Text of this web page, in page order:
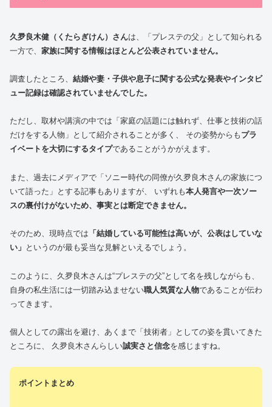
久夛良木健（くたらぎけん）さんは、「プレステの父」として知られる
一方で、 家族に関する情報はほとんど公表されていません。
調査したところ、 結婚や妻・子供や息子に関する公式な発表やインタビ
ュー記録は確認されていませんでした。
ただし、取材や講演の中では「家庭の話題には触れず、仕事と技術の話
だけをする人物」として紹介されることが多く、 その姿勢からも プラ
イベートを大切にするタイプであることがうかがえます。
また、過去にメディアで「ソニー時代の同僚が久夛良木さんの家族につ
いて語った」とする記事もありますが、 いずれも本人発言や一次ソー
スの裏付けがないため、事実とは断定できません。
そのため、現時点では 「結婚している可能性は高いが、公表はしていな
い」 というのが最も妥当な見解といえるでしょう。
このように、久夛良木さんは“プレステの父”として名を残しながらも、
自身の私生活には一切踏み込ませない職人気質な人物であることが伝わ
ってきます。
個人としての露出を避け、あくまで「技術者」としての姿を貫いてきた
ところに、 久夛良木さんらしい誠実さと信念を感じますね。
ポイントまとめ